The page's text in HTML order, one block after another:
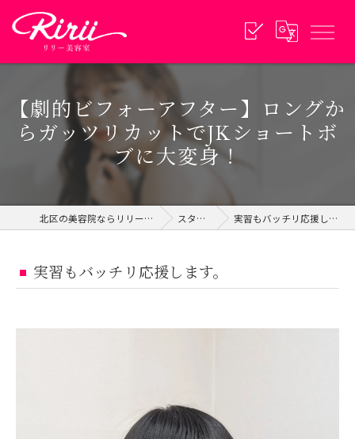
【劇的ビフォーアフター】ロングか
らガッツリカットでJKショートボ
ブに大変身！
北区の美容院ならリリー美容室 スタイル 実習もバッチリ応援します。
実習もバッチリ応援します。